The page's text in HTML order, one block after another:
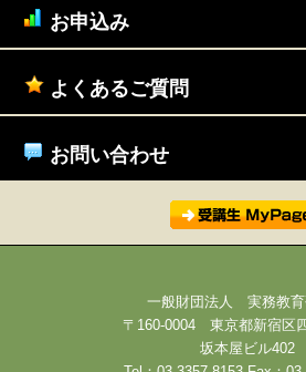
お申込み
よくあるご質問
お問い合わせ
一般財団法人 実務教育
〒160-0004 東京都新宿区
坂本屋ビル402